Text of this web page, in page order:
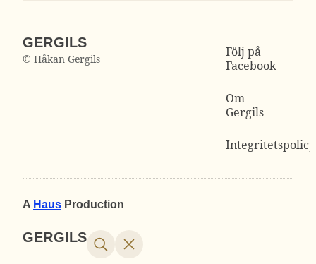
GERGILS
© Håkan Gergils
Följ på
Facebook
Om
Gergils
Integritetspolicy
A Haus Production
GERGILS